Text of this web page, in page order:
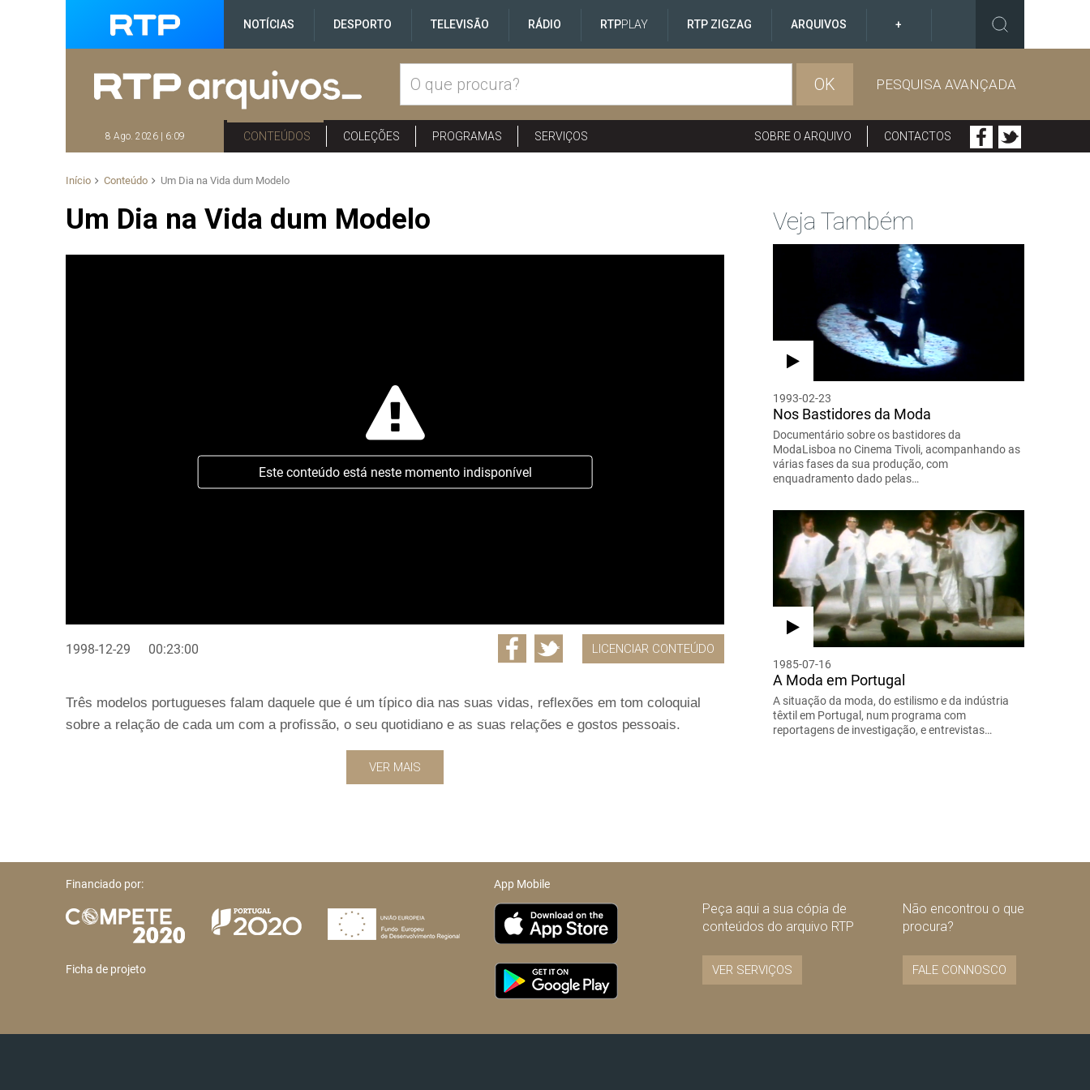
NOTÍCIAS DESPORTO TELEVISÃO RÁDIO RTPPLAY RTP ZIGZAG ARQUIVOS +
OK PESQUISA AVANÇADA
8 Ago. 2026 | 6:09 CONTEÚDOS COLEÇÕES PROGRAMAS SERVIÇOS SOBRE O ARQUIVO CONTACTOS
Início Conteúdo Um Dia na Vida dum Modelo
Um Dia na Vida dum Modelo
Este conteúdo está neste momento indisponível
1998-12-29 00:23:00 LICENCIAR CONTEÚDO
Três modelos portugueses falam daquele que é um típico dia nas suas vidas, reflexões em tom coloquial
sobre a relação de cada um com a profissão, o seu quotidiano e as suas relações e gostos pessoais.
VER MAIS
Veja Também
1993-02-23
Nos Bastidores da Moda
Documentário sobre os bastidores da
ModaLisboa no Cinema Tivoli, acompanhando as
várias fases da sua produção, com
enquadramento dado pelas…
1985-07-16
A Moda em Portugal
A situação da moda, do estilismo e da indústria
têxtil em Portugal, num programa com
reportagens de investigação, e entrevistas…
Financiado por:
Ficha de projeto
App Mobile
Peça aqui a sua cópia de
conteúdos do arquivo RTP
VER SERVIÇOS
Não encontrou o que
procura?
FALE CONNOSCO